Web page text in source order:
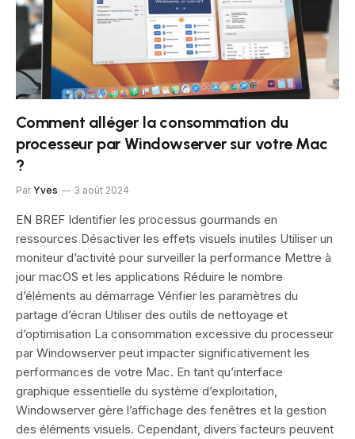
Comment alléger la consommation du
processeur par Windowserver sur votre Mac
?
Par Yves 3 août 2024
EN BREF Identifier les processus gourmands en
ressources Désactiver les effets visuels inutiles Utiliser un
moniteur d’activité pour surveiller la performance Mettre à
jour macOS et les applications Réduire le nombre
d’éléments au démarrage Vérifier les paramètres du
partage d’écran Utiliser des outils de nettoyage et
d’optimisation La consommation excessive du processeur
par Windowserver peut impacter significativement les
performances de votre Mac. En tant qu’interface
graphique essentielle du système d’exploitation,
Windowserver gère l’affichage des fenêtres et la gestion
des éléments visuels. Cependant, divers facteurs peuvent